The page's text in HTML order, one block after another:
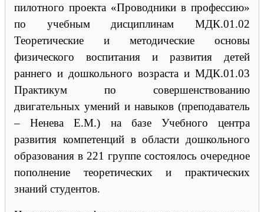
пилотного проекта «Проводники в профессию»
по учебным дисциплинам МДК.01.02
Теоретические и методические основы
физического воспитания и развития детей
раннего и дошкольного возраста и МДК.01.03
Практикум по совершенствованию
двигательных умений и навыков (преподаватель
– Ненева Е.М.) на базе Учебного центра
развития компетенций в области дошкольного
образования в 221 группе состоялось очередное
пополнение теоретических и практических
знаний студентов.